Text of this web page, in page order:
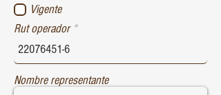
Vigente
Rut operador
Nombre representante